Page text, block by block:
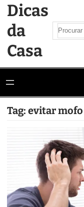
Dicas
da
Casa
Search
Tag: evitar